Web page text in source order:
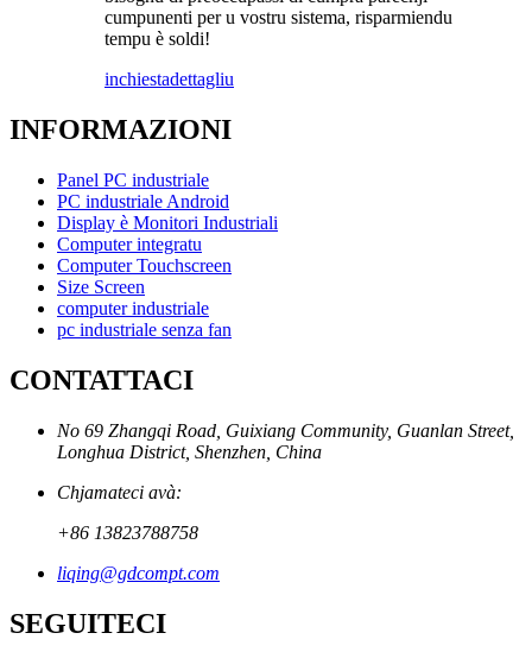
cumpunenti per u vostru sistema, risparmiendu
tempu è soldi!
inchiestadettagliu
INFORMAZIONI
Panel PC industriale
PC industriale Android
Display è Monitori Industriali
Computer integratu
Computer Touchscreen
Size Screen
computer industriale
pc industriale senza fan
CONTATTACI
No 69 Zhangqi Road, Guixiang Community, Guanlan Street,
Longhua District, Shenzhen, China
Chjamateci avà:
+86 13823788758
liqing@gdcompt.com
SEGUITECI